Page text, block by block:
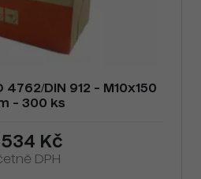
DIN 912 - M10x150
- 300 ks
534 Kč
DPH